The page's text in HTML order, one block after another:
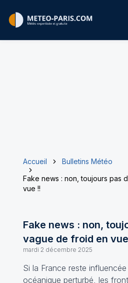
Accueil
Bulletins Météo
Fake news : non, toujours pas
vue !!
Fake news : non,
vague de froid en
mardi 2 décembre 2025
Si la France reste
océanique perturbé, les